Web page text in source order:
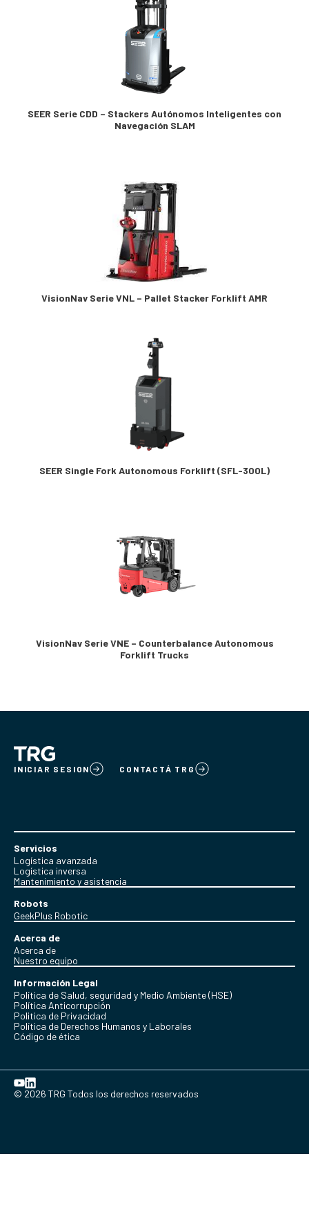
SEER Serie CDD – Stackers Autónomos Inteligentes con
Navegación SLAM
VisionNav Serie VNL – Pallet Stacker Forklift AMR
SEER Single Fork Autonomous Forklift (SFL-300L)
VisionNav Serie VNE – Counterbalance Autonomous
Forklift Trucks
INICIAR SESION CONTACTÁ TRG
Servicios
Logística avanzada
Logística inversa
Mantenimiento y asistencia
Robots
GeekPlus Robotic
Acerca de
Acerca de
Nuestro equipo
Información Legal
Política de Salud, seguridad y Medio Ambiente (HSE)
Política Anticorrupción
Politica de Privacidad
Política de Derechos Humanos y Laborales
Código de ética
© 2026 TRG Todos los derechos reservados